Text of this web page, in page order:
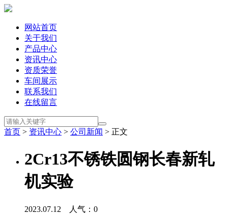
网站首页
关于我们
产品中心
资讯中心
资质荣誉
车间展示
联系我们
在线留言
首页 > 资讯中心 > 公司新闻 > 正文
2Cr13不锈铁圆钢长春新轧
机实验
2023.07.12 人气： 0